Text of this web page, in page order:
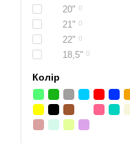
20" 0
21" 0
22" 0
18,5" 0
Колір